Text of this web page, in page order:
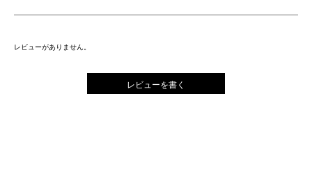
レビューがありません。
レビューを書く